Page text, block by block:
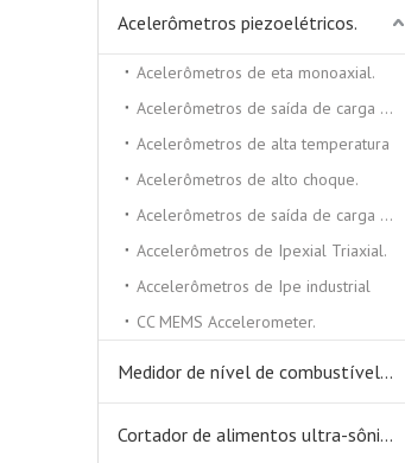
Acelerômetros piezoelétricos.
Acelerômetros de eta monoaxial.
Acelerômetros de saída de carga triaxial
Acelerômetros de alta temperatura
Acelerômetros de alto choque.
Acelerômetros de saída de carga monoxial
Accelerômetros de Ipexial Triaxial.
Accelerômetros de Ipe industrial
CC MEMS Accelerometer.
Medidor de nível de combustível ultra-sônico
Cortador de alimentos ultra-sônicos